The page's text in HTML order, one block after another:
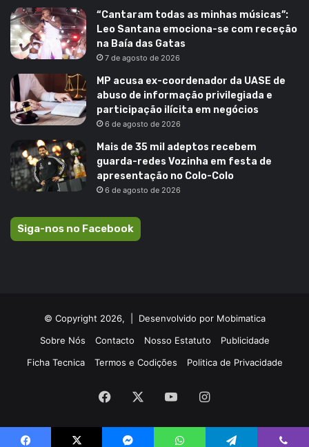
“Cantaram todas as minhas músicas”:
Leo Santana emociona-se com receção
na Baía das Gatas
7 de agosto de 2026
MP acusa ex-coordenador da UASE de
abuso de informação privilegiada e
participação ilícita em negócios
6 de agosto de 2026
Mais de 35 mil adeptos recebem
guarda-redes Vozinha em festa de
apresentação no Colo-Colo
6 de agosto de 2026
Siga-nos no Facebook
© Copyright 2026, | Desenvolvido por Mobimatica
Sobre Nós
Contacto Nosso Estatuto
Publicidade
Ficha Tecnica
Termos e Codições Politica de Privacidade
Facebook YouTubeInstagram